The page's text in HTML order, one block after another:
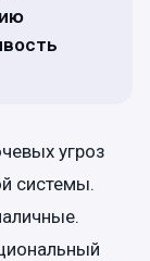
угроз
системы.